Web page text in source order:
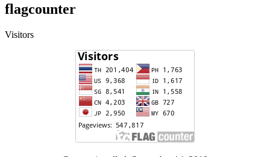
flagcounter
Visitors